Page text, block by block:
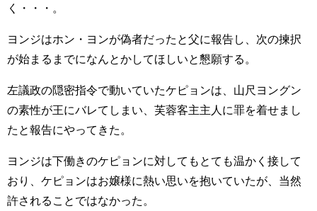
く・・・。
ヨンジはホン・ヨンが偽者だったと父に報告し、次の揀択
が始まるまでになんとかしてほしいと懇願する。
左議政の隠密指令で動いていたケピョンは、山尺ヨングン
の素性が王にバレてしまい、芙蓉客主主人に罪を着せまし
たと報告にやってきた。
ヨンジは下働きのケピョンに対してもとても温かく接して
おり、ケピョンはお嬢様に熱い思いを抱いていたが、当然
許されることではなかった。